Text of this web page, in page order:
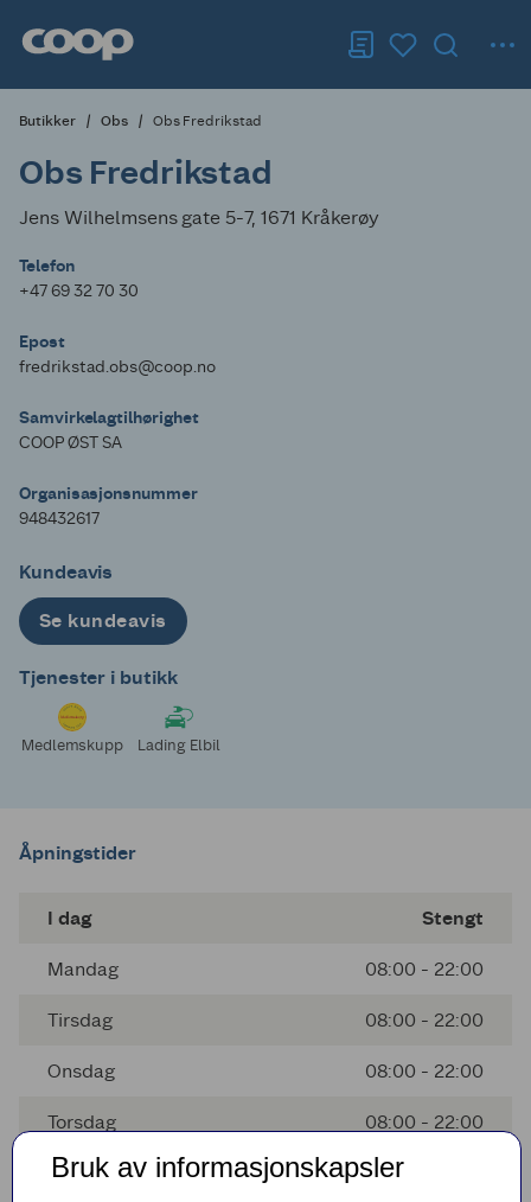
Butikker Obs Obs Fredrikstad
Obs Fredrikstad
Jens Wilhelmsens gate 5-7, 1671 Kråkerøy
Telefon
+47 69 32 70 30
Epost
fredrikstad.obs@coop.no
Samvirkelagtilhørighet
COOP ØST SA
Organisasjonsnummer
948432617
Kundeavis
Se kundeavis
Tjenester i butikk
Medlemskupp Lading Elbil
Åpningstider
I dag Stengt
Mandag 08:00 - 22:00
Tirsdag 08:00 - 22:00
Onsdag 08:00 - 22:00
Torsdag 08:00 - 22:00
Fredag 08:00 - 22:00
Bruk av informasjonskapsler